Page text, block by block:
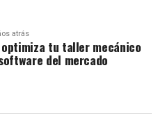
atrás
tu taller mecánico
del mercado